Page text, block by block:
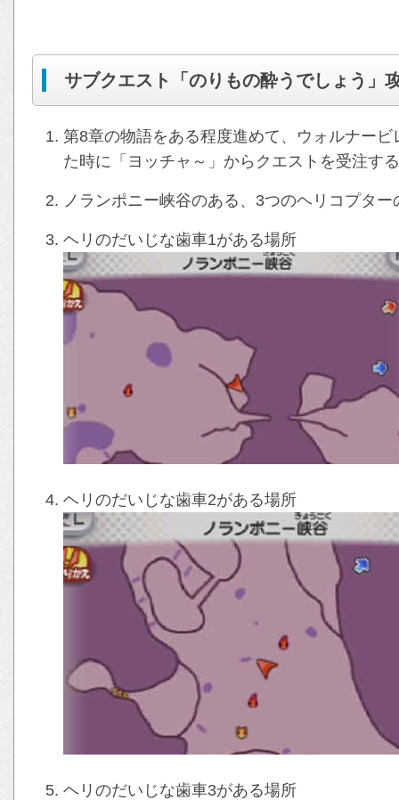
サブクエスト「のりもの酔うでしょう」
第8章の物語をある程度進めて、ウォルナー
た時に「ヨッチャ～」からクエストを受注する
ノランポニー峡谷のある、3つのヘリコプタ
ヘリのだいじな歯車1がある場所
ヘリのだいじな歯車2がある場所
ヘリのだいじな歯車3がある場所